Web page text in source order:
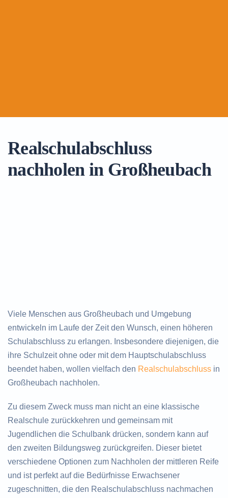
Realschulabschluss
nachholen in Großheubach
Viele Menschen aus Großheubach und Umgebung
entwickeln im Laufe der Zeit den Wunsch, einen höheren
Schulabschluss zu erlangen. Insbesondere diejenigen, die
ihre Schulzeit ohne oder mit dem Hauptschulabschluss
beendet haben, wollen vielfach den Realschulabschluss in
Großheubach nachholen.
Zu diesem Zweck muss man nicht an eine klassische
Realschule zurückkehren und gemeinsam mit
Jugendlichen die Schulbank drücken, sondern kann auf
den zweiten Bildungsweg zurückgreifen. Dieser bietet
verschiedene Optionen zum Nachholen der mittleren Reife
und ist perfekt auf die Bedürfnisse Erwachsener
zugeschnitten, die den Realschulabschluss nachmachen